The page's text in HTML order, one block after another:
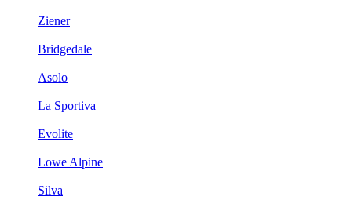
Ziener
Bridgedale
Asolo
La Sportiva
Evolite
Lowe Alpine
Silva